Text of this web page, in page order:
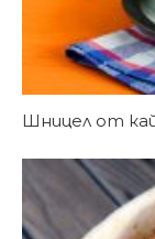
Шницел от